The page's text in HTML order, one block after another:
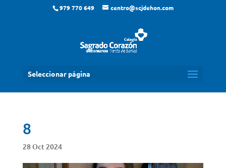
979 770 649 centro@scjdehon.com
Seleccionar página
8
28 Oct 2024